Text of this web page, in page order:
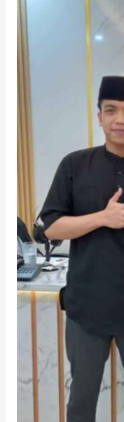
Jadi
Solusi
Perjalanan